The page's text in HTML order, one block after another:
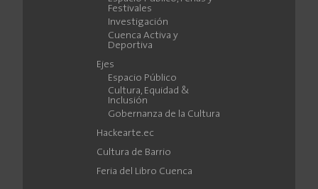
Festivales
Investigación
Cuenca Activa y
Deportiva
Ejes
Espacio Público
Cultura, Equidad &
Inclusión
Gobernanza de la Cultura
Hackearte.ec
Cultura de Barrio
Feria del Libro Cuenca